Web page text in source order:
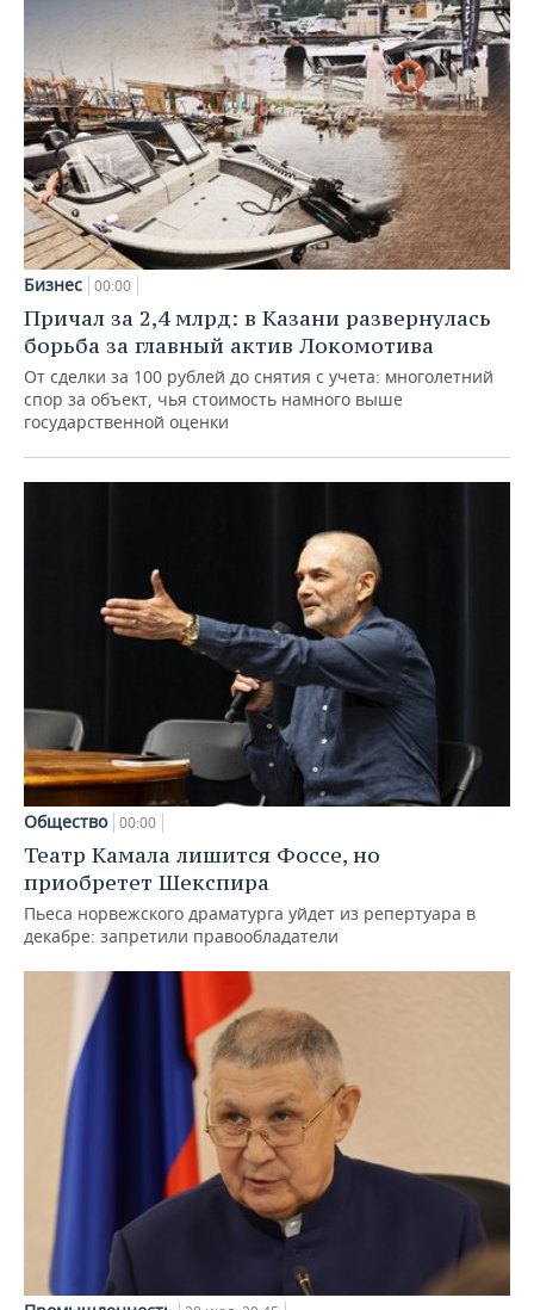
Бизнес 00:00
Причал за 2,4 млрд: в Казани развернулась
борьба за главный актив Локомотива
От сделки за 100 рублей до снятия с учета: многолетний
спор за объект, чья стоимость намного выше
государственной оценки
Общество 00:00
Театр Камала лишится Фоссе, но
приобретет Шекспира
Пьеса норвежского драматурга уйдет из репертуара в
декабре: запретили правообладатели